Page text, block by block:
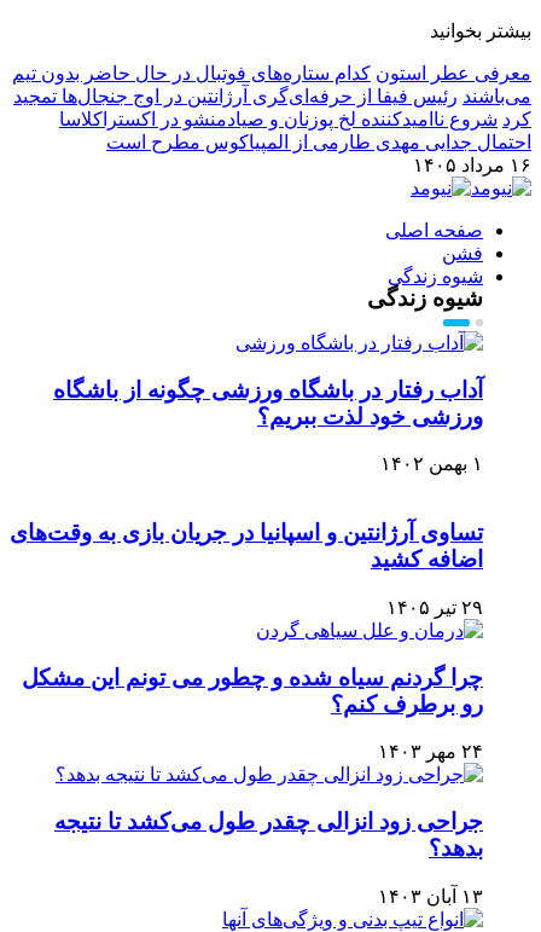
بیشتر بخوانید
معرفی عطر استون کدام ستاره‌های فوتبال در حال حاضر بدون تیم
می‌باشند رئیس فیفا از حرفه‌ای‌گری آرژانتین در اوج جنجال‌ها تمجید
کرد شروع ناامیدکننده لخ پوزنان و صیادمنشو در اکستراکلاسا
احتمال جدایی مهدی طارمی از المپیاکوس مطرح است
۱۶ مرداد ۱۴۰۵
صفحه اصلی
فشن
شیوه زندگی
شیوه زندگی
آداب رفتار در باشگاه ورزشی چگونه از باشگاه
ورزشی خود لذت ببریم؟
۱ بهمن ۱۴۰۲
تساوی آرژانتین و اسپانیا در جریان بازی به وقت‌های
اضافه کشید
۲۹ تیر ۱۴۰۵
چرا گردنم سیاه شده و چطور می تونم این مشکل
رو برطرف کنم؟
۲۴ مهر ۱۴۰۳
جراحی زود انزالی چقدر طول می‌کشد تا نتیجه
بدهد؟
۱۳ آبان ۱۴۰۳